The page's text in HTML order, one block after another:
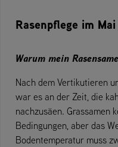
Rasenpflege im Mai
Warum mein
Nach dem Vertikutieren
war es an der Zeit, die
nachzusäen. Grassamen
Bedingungen, aber das
Bodentemperatur muss